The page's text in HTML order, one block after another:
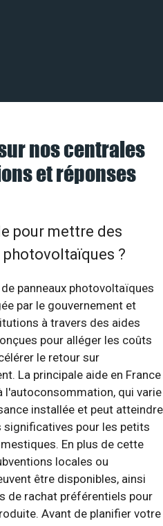
nos centrales
et réponses
pour mettre des
photovoltaïques ?
panneaux photovoltaïques
par le gouvernement et
à travers des aides
pour alléger les coûts
le retour sur
La principale aide en France
l'autoconsommation, qui varie
installée et peut atteindre
significatives pour les petits
En plus de cette
locales ou
être disponibles, ainsi
de rachat préférentiels pour
Avant de planifier votre